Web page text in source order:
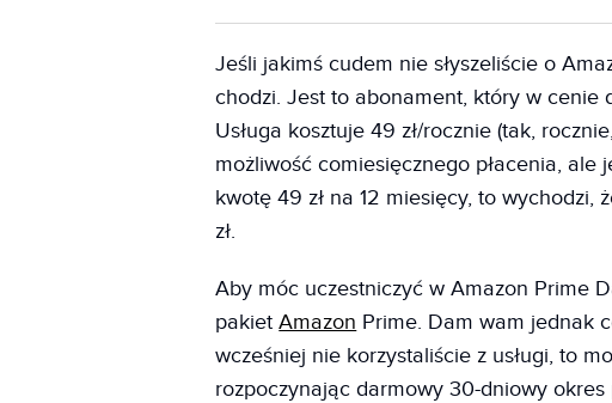
Jeśli jakimś cudem nie słyszeliście o
chodzi. Jest to abonament, który w cenie
Usługa kosztuje 49 zł/rocznie (tak,
możliwość comiesięcznego płacenia, ale
kwotę 49 zł na 12 miesięcy, to
zł.
Aby móc uczestniczyć w Amazon Prime
pakietAmazon Prime. Dam wam jednak
wcześniej nie korzystaliście z usługi, to
rozpoczynając darmowy 30-dniowy